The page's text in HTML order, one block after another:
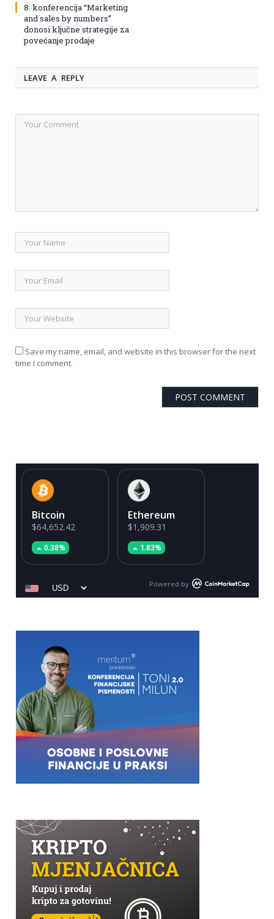
8. konferencija “Marketing
and sales by numbers”
donosi ključne strategije za
povećanje prodaje
LEAVE A REPLY
Save my name, email, and website in this browser for the next
time I comment.
Bitcoin
$64,652.42
0.38%
Ethereum
$1,909.31
1.83%
Powered by